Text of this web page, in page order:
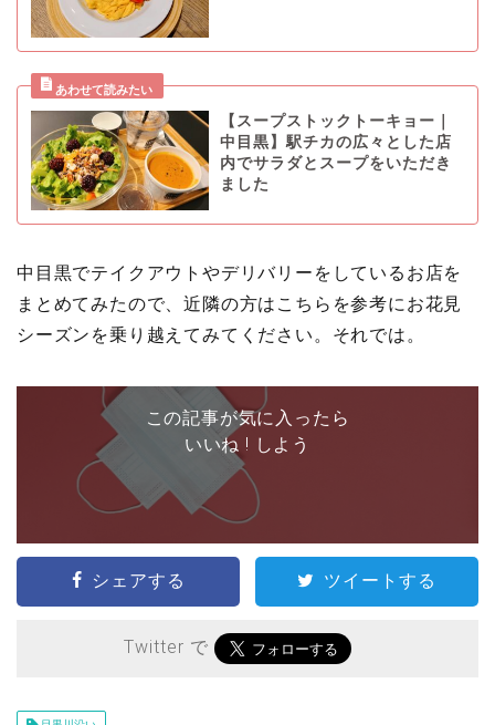
【スープストックトーキョー｜
中目黒】駅チカの広々とした店
内でサラダとスープをいただき
ました
中目黒でテイクアウトやデリバリーをしているお店を
まとめてみたので、近隣の方はこちらを参考にお花見
シーズンを乗り越えてみてください。それでは。
この記事が気に入ったら
いいね ! しよう
シェアする ツイートする
Twitter で